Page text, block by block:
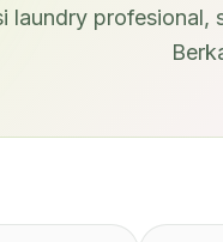
laundry profesional,